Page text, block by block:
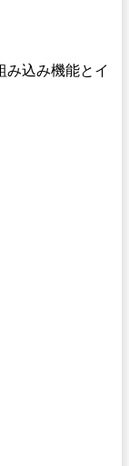
み込み機能とイ